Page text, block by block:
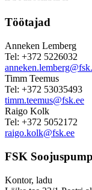
Töötajad
Anneken Lemberg
Tel: +372 5226032
Timm Teemus
Tel: +372 53035493
timm.teemus@fsk.ee
Raigo Kolk
Tel: +372 5052172
raigo.kolk@fsk.ee
FSK
Kontor, ladu